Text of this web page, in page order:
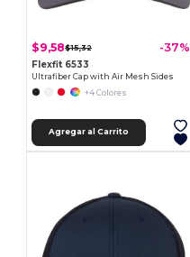
$9,58$15,32 -37%
Flexfit 6533
Ultrafiber Cap with Air Mesh Sides
+4 Colores
Agregar al Carrito